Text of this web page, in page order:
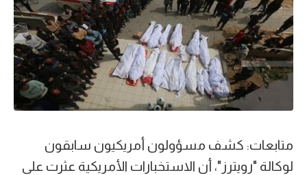
متابعات: كشف مسؤولون أمريكيون سابقون
لوكالة "رويترز"، أن الاستخبارات الأمريكية عثرت على